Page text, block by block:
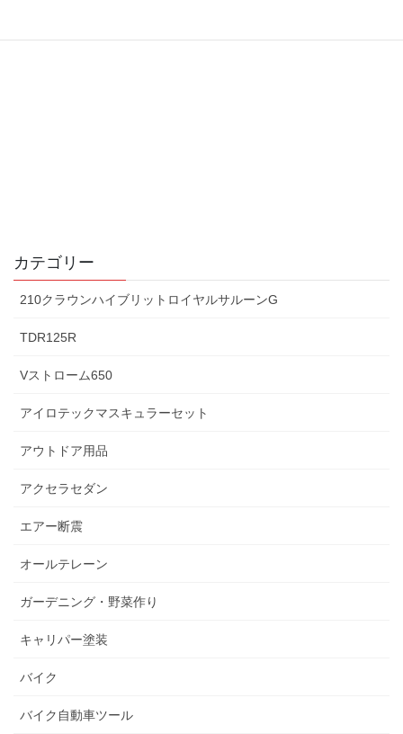
カテゴリー
210クラウンハイブリットロイヤルサルーンG
TDR125R
Vストローム650
アイロテックマスキュラーセット
アウトドア用品
アクセラセダン
エアー断震
オールテレーン
ガーデニング・野菜作り
キャリパー塗装
バイク
バイク自動車ツール